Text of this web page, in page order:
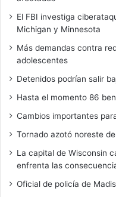
El FBI investiga
Michigan y Minnesota
Más demandas contra
adolescentes
Detenidos podrían salir
Hasta el momento 86
Cambios importantes
Tornado azotó noreste
La capital de Wisconsin
enfrenta las
Oficial de policía de